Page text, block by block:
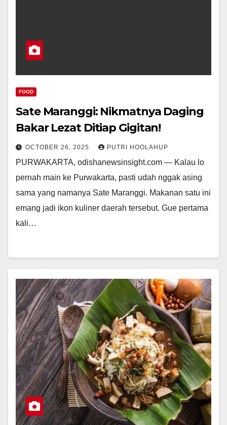
FOOD
Sate Maranggi: Nikmatnya Daging
Bakar Lezat Ditiap Gigitan!
OCTOBER 26, 2025 PUTRI HOOLAHUP
PURWAKARTA, odishanewsinsight.com — Kalau lo
pernah main ke Purwakarta, pasti udah nggak asing
sama yang namanya Sate Maranggi. Makanan satu ini
emang jadi ikon kuliner daerah tersebut. Gue pertama
kali…